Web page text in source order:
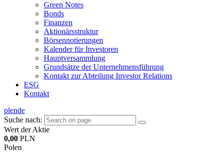
Green Notes
Bonds
Finanzen
Aktionärsstruktur
Börsennotierungen
Kalender für Investoren
Hauptversammlung
Grundsätze der Unternehmensführung
Kontakt zur Abteilung Investor Relations
ESG
Kontakt
plende
Suche nach:
Wert der Aktie
0,00 PLN
Polen